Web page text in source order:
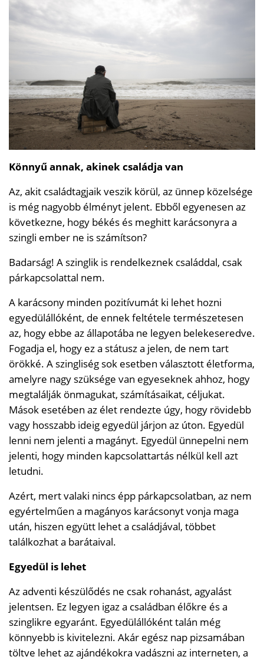
Könnyű annak, akinek családja van
Az, akit családtagjaik veszik körül, az ünnep közelsége
is még nagyobb élményt jelent. Ebből egyenesen az
következne, hogy békés és meghitt karácsonyra a
szingli ember ne is számítson?
Badarság! A szinglik is rendelkeznek családdal, csak
párkapcsolattal nem.
A karácsony minden pozitívumát ki lehet hozni
egyedülállóként, de ennek feltétele természetesen
az, hogy ebbe az állapotába ne legyen belekeseredve.
Fogadja el, hogy ez a státusz a jelen, de nem tart
örökké. A szingliség sok esetben választott életforma,
amelyre nagy szüksége van egyeseknek ahhoz, hogy
megtalálják önmagukat, számításaikat, céljukat.
Mások esetében az élet rendezte úgy, hogy rövidebb
vagy hosszabb ideig egyedül járjon az úton. Egyedül
lenni nem jelenti a magányt. Egyedül ünnepelni nem
jelenti, hogy minden kapcsolattartás nélkül kell azt
letudni.
Azért, mert valaki nincs épp párkapcsolatban, az nem
egyértelműen a magányos karácsonyt vonja maga
után, hiszen együtt lehet a családjával, többet
találkozhat a barátaival.
Egyedül is lehet
Az adventi készülődés ne csak rohanást, agyalást
jelentsen. Ez legyen igaz a családban élőkre és a
szinglikre egyaránt. Egyedülállóként talán még
könnyebb is kivitelezni. Akár egész nap pizsamában
töltve lehet az ajándékokra vadászni az interneten, a